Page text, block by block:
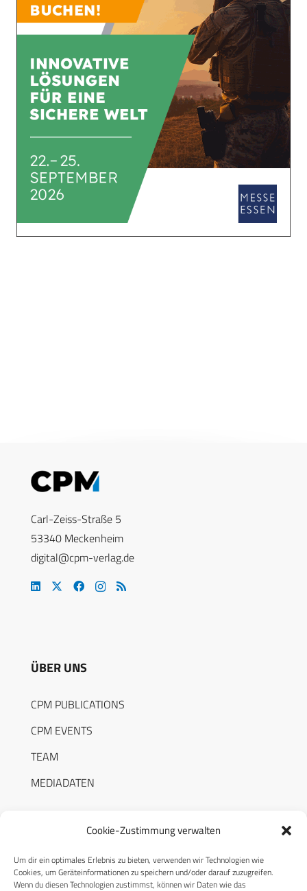
Cookie-Zustimmung verwalten
Um dir ein optimales Erlebnis zu bieten, verwenden wir Technologien wie
Cookies, um Geräteinformationen zu speichern und/oder darauf zuzugreifen.
Wenn du diesen Technologien zustimmst, können wir Daten wie das
Carl-Zeiss-Straße 5
53340 Meckenheim
digital@cpm-verlag.de
ÜBER UNS
CPM PUBLICATIONS
CPM EVENTS
TEAM
MEDIADATEN
RECHTLICHES